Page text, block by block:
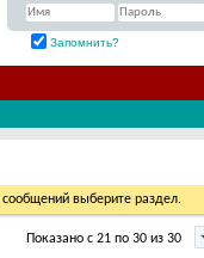
Запомнить?
выберите раздел.
Показано с 21 по 30 из 30